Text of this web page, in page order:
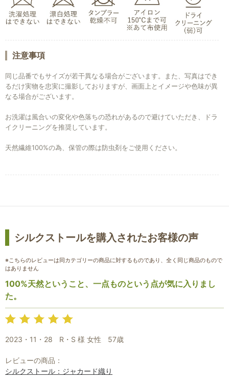
お買い物を続ける
注意事項
同じ品番でもサイズが若干異なる場合がございます。また、写真はでき
るだけ実物を忠実に撮影しておりますが、画面上とイメージや色味が異
なる場合がございます。
お洗濯は風合いの変化や色落ちの恐れがあるので避けていただき、ドラ
イクリーニングを推奨しています。
天然繊維100%の為、保管の際は防虫剤をご使用ください。
シルクストールを購入されたお客様の声
※こちらのレビューは同カテゴリーの商品に対するものであり、全く同じ商品のもので
はありません
100%天然ということ、一点ものという点が気に入りまし
た。
2023・11・28 R・S 様 女性 57歳
レビューの商品：
シルクストール：ジャカード織り